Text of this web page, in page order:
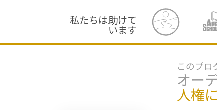
信条と実践
サイエントロジーの
ントロジー
サイエントロジスト
教会の内部
私たちは助けて
います
このプロ
オー
人権